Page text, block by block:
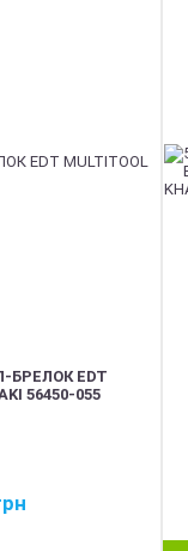
БРЕЛОК EDT
56450-055